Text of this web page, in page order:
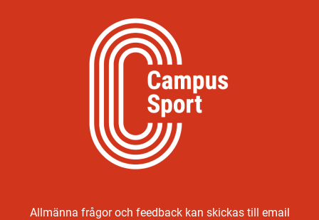
Allmänna frågor och feedback kan skickas till email